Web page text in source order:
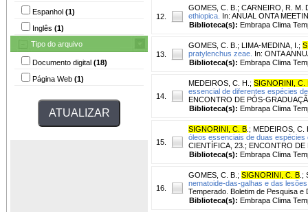
Espanhol (1)
Inglês (1)
Tipo do arquivo
Documento digital (18)
Página Web (1)
12.
GOMES, C. B. ; CARNEIRO, R. M.
ethiopica. In: ANUAL ONTA
Biblioteca(s): Embrapa Clima
13.
GOMES, C. B. ; LIMA-MEDINA, I. ;
pratylenchus zeae. In: ONTA
Biblioteca(s): Embrapa Clima
14.
MEDEIROS, C. H. ; SIGNORINI, C.
essencial de diferentes espécies
ENCONTRO DE PÓS-
Biblioteca(s): Embrapa Clima
15.
SIGNORINI, C. B ; MEDEIROS, C.
óleos essenciais de duas
CIENTÍFICA, 23.; ENCONTRO
Biblioteca(s): Embrapa Clima
16.
GOMES, C. B. ; SIGNORINI, C. B ;
nematoide-das-galhas e das
Temperado. Boletim de Pesquisa e
Biblioteca(s): Embrapa Clima